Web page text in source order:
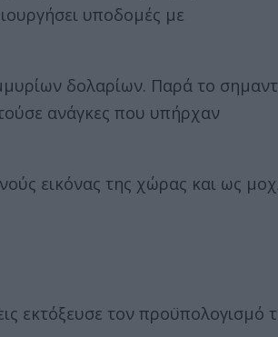
υποδομές με
δολαρίων. Παρά το
ανάγκες που υπήρχαν
εικόνας της χώρας και ως
εκτόξευσε τον προϋπολογισμό